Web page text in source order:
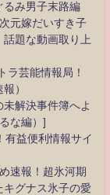
るみ男子末路編
元嫁だいすき子
題な動画取り上
ラ芸能情報局！
）
解決事件簿へよ
な編）]
益便利情報サイ
速報！超氷河期
グナス氷子の愛